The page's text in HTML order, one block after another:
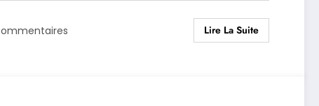
Lire La Suite